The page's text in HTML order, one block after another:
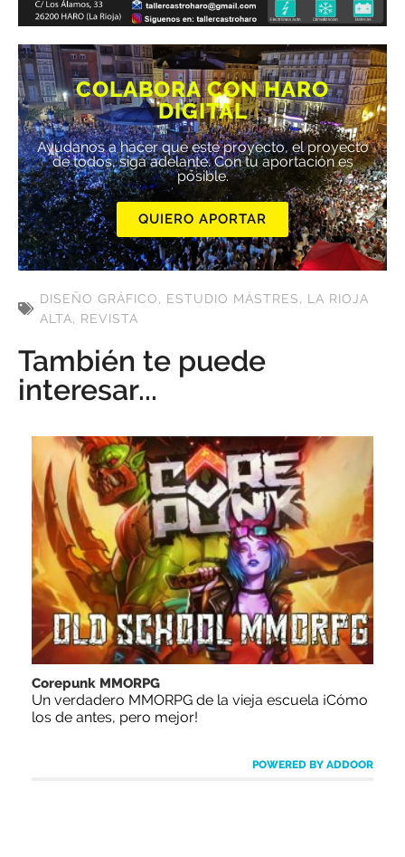
COLABORA CON HARO
DIGITAL
Ayúdanos a hacer que este proyecto, el proyecto
de todos, siga adelante. Con tu aportación es
posible.
QUIERO APORTAR
DISEÑO GRÁFICO, ESTUDIO MÁSTRES, LA RIOJA
ALTA, REVISTA
También te puede
interesar...
Corepunk MMORPG
Un verdadero MMORPG de la vieja escuela ¡Cómo
los de antes, pero mejor!
POWERED BY ADDOOR